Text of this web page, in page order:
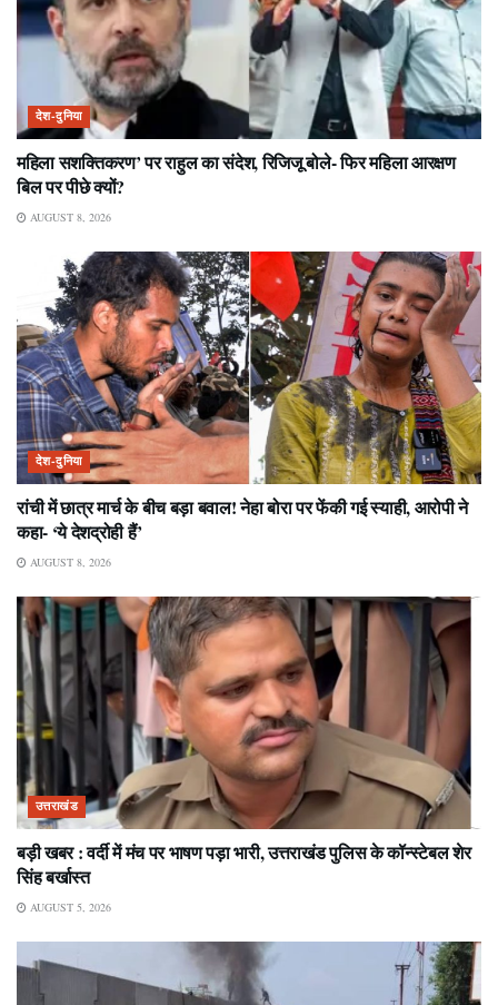
देश-दुनिया
महिला सशक्तिकरण’ पर राहुल का संदेश, रिजिजू बोले- फिर महिला आरक्षण
बिल पर पीछे क्यों?
AUGUST 8, 2026
देश-दुनिया
रांची में छात्र मार्च के बीच बड़ा बवाल! नेहा बोरा पर फेंकी गई स्याही, आरोपी ने
कहा- ‘ये देशद्रोही हैं’
AUGUST 8, 2026
उत्तराखंड
बड़ी खबर : वर्दी में मंच पर भाषण पड़ा भारी, उत्तराखंड पुलिस के कॉन्स्टेबल शेर
सिंह बर्खास्त
AUGUST 5, 2026